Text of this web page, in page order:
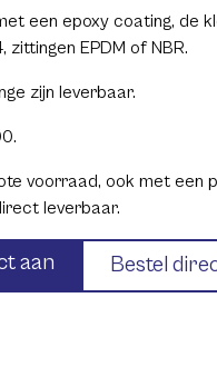
een epoxy coating, de
zittingen EPDM of NBR.
zijn leverbaar.
voorraad, ook met een
leverbaar.
aan Bestel